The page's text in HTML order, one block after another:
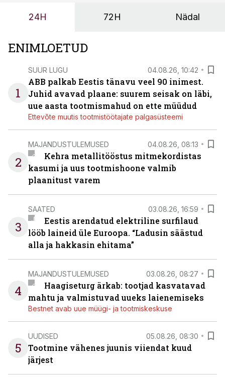
OÜ tegevjuht Sander Mitendorf.
24H 72H Nädal
ENIMLOETUD
1
SUUR LUGU 04.08.26, 10:42
ABB palkab Eestis tänavu veel 90 inimest.
Juhid avavad plaane: suurem seisak on läbi,
uue aasta tootmismahud on ette müüdud
Ettevõte muutis tootmistöötajate palgasüsteemi
2
MAJANDUSTULEMUSED 04.08.26, 08:13
Kehra metallitööstus mitmekordistas
kasumi ja uus tootmishoone valmib
plaanitust varem
3
SAATED 03.08.26, 16:59
Eestis arendatud elektriline surfilaud
lööb laineid üle Euroopa. “Ladusin säästud
alla ja hakkasin ehitama”
4
MAJANDUSTULEMUSED 03.08.26, 08:27
Haagiseturg ärkab: tootjad kasvatavad
mahtu ja valmistuvad uueks laienemiseks
Bestnet avab uue müügi- ja tootmiskeskuse
5
UUDISED 05.08.26, 08:30
Tootmine vähenes juunis viiendat kuud
järjest